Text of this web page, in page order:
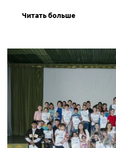
Читать больше